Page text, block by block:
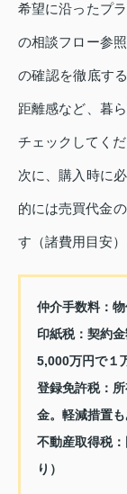
希望に沿ったプ
の相談フロー参
の確認を徹底す
距離感など、暮
チェックしてくだ
次に、購入時に
的には売買代金
す（諸費用目安
仲介手数料：
印紙税：契約
5,000万円で１
登録免許税：
金。軽減措置
不動産取得税
り）